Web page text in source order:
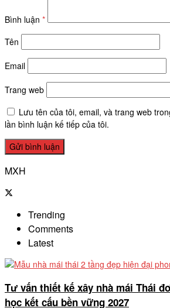
Bình luận *
Tên
Email
Trang web
Lưu tên của tôi, email, và trang web
lần bình luận kế tiếp của tôi.
MXH
Trending
Comments
Latest
Tư vấn thiết kế xây nhà mái Thái
học kết cấu bền vững 2027